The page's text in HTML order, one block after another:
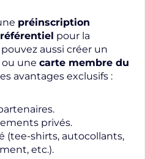
préinscription
pour la
aussi créer un
ou une carte membre du
avantages exclusifs :
privés.
(tee-shirts, autocollants,
etc.).